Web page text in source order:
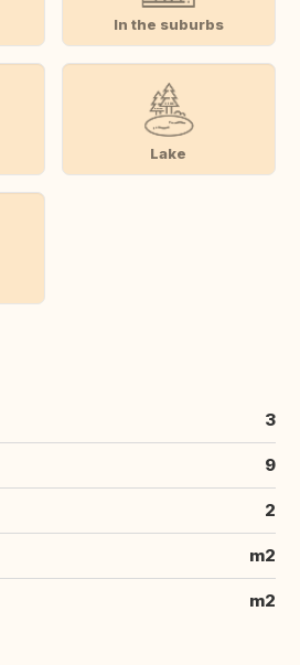
In the suburbs
Lake
3
9
2
m2
m2